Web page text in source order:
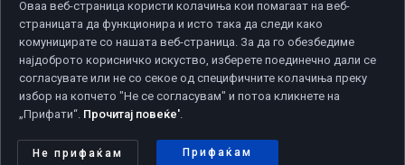
Copyright © 2026 Developed by
Политика за приватност | Политика за колачиња
Оваа веб-страница користи колачиња кои помагаат на веб-
страницата да функционира и исто така да следи како
комуницирате со нашата веб-страница. За да го обезбедиме
најдоброто корисничко искуство, изберете поединечно дали се
согласувате или не со секое од специфичните колачиња преку
избор на копчето "Не се согласувам" и потоа кликнете на
„Прифати“. Прочитај повеќе'.
Не прифаќам Прифаќам